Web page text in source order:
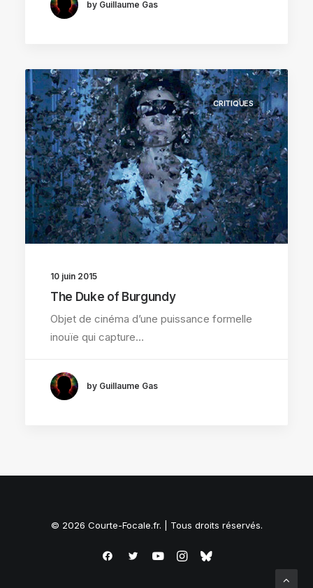
by Guillaume Gas
CRITIQUES
10 juin 2015
The Duke of Burgundy
Objet de cinéma d’une puissance formelle
inouïe qui capture…
by Guillaume Gas
© 2026 Courte-Focale.fr. | Tous droits réservés.